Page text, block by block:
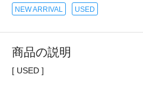
NEW ARRIVAL USED
商品の説明
[ USED ]